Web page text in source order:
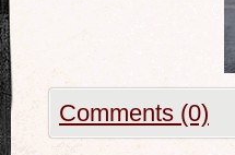
Comments (0)